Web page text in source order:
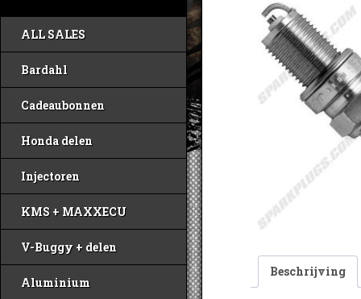
ALL SALES
Bardahl
Cadeaubonnen
Honda delen
Injectoren
KMS + MAXXECU
V-Buggy + delen
Aluminium
Beschrijving